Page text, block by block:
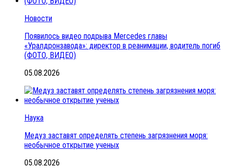
Новости
Появилось видео подрыва Mercedes главы
«Уралдронзавода»: директор в реанимации, водитель погиб
(ФОТО, ВИДЕО)
05.08.2026
Наука
Медуз заставят определять степень загрязнения моря:
необычное открытие ученых
05.08.2026